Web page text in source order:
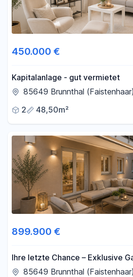
450.000 €
Kapitalanlage - gut vermietet
85649 Brunnthal (Faistenhaar)
2
48,50m²
899.900 €
Ihre letzte Chance – Exklusive
Privatgarten NB Erstbezug
85649 Brunnthal (Faistenhaar)